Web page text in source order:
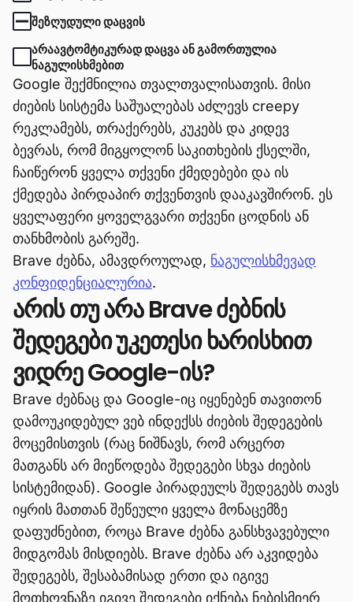
ᲨᲔᲖᲦᲣᲓᲣᲚᲘ ᲓᲐᲪᲕᲘᲡ
ᲐᲠᲐᲐᲕᲢᲝᲛᲢᲘᲙᲣᲠᲐᲓ ᲓᲐᲪᲕᲐ ᲐᲜ ᲒᲐᲛᲝᲠᲗᲣᲚᲘᲐ
ᲜᲐᲒᲣᲚᲘᲡᲮᲛᲔᲑᲘᲗ
Google შექმნილია თვალთვალისათვის. მისი
ძიების სისტემა საშუალებას აძლევს creepy
რეკლამებს, თრაქერებს, კუკებს და კიდევ
ბევრას, რომ მიგყოლონ საკითხების ქსელში,
ჩაიწერონ ყველა თქვენი ქმედებები და ის
ქმედება პირდაპირ თქვენთვის დააკავშირონ. ეს
ყველაფერი ყოველგვარი თქვენი ცოდნის ან
თანხმობის გარეშე.
Brave ძებნა, ამავდროულად, ნაგულისხმევად
კონფიდენციალურია.
არის თუ არა Brave ძებნის
შედეგები უკეთესი ხარისხით
ვიდრე Google-ის?
Brave ძებნაც და Google-იც იყენებენ თავითონ
დამოუკიდებულ ვებ ინდექსს ძიების შედეგების
მოცემისთვის (რაც ნიშნავს, რომ არცერთ
მათგანს არ მიეწოდება შედეგები სხვა ძიების
სისტემიდან). Google პირადეულს შედეგებს თავს
იყრის მათთან შეწეული ყველა მონაცემზე
დაფუძნებით, როცა Brave ძებნა განსხვავებული
მიდგომას მისდიებს. Brave ძებნა არ აკვიდება
შედეგებს, შესაბამისად ერთი და იგივე
მოთხოვნაზე იგივე შედეგები იქნება ნებისმიერ